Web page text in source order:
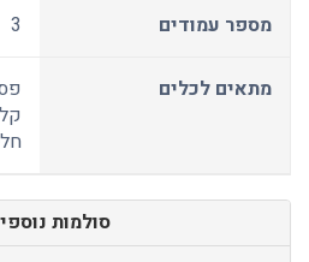
מספר עמודים 3
מתאים לכלים
סולמות